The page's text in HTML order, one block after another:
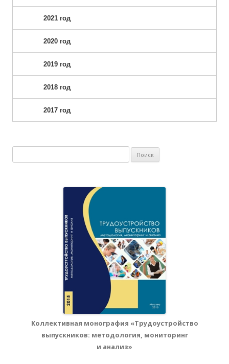
2021 год
2020 год
2019 год
2018 год
2017 год
Коллективная монография «Трудоустройство
выпускников: методология, мониторинг
и анализ»